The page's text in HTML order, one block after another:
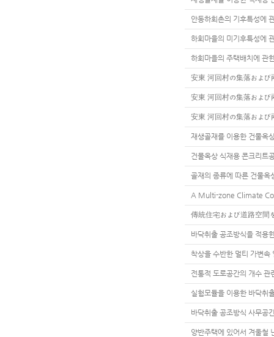
안동하회촌의 기후특성에
하회마을의 미기후특성에
하회마을의 주택배치에 관
安東 河回村の集落およ
安東 河回村の集落およ
安東 河回村の集落およ
재생골재를 이용한 건물옥
건물옥상 식재용 콘크리트
골재의 종류에 따른 건물옥
A Multi-zone Climate
傳統住宅および道路空間
바닥취출 공조방식을 적용
착상을 수반한 멀티 가변속
전통적 도로공간의 개수 관
실험모듈을 이용한 바닥취
바닥취출 공조방식 사무공
양반주택에 있어서 겨울철